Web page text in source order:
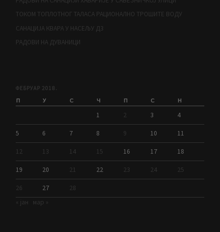
ТОКОМ ТОПЛОТНОГ ТАЛАСА РАЦИОНАЛНО ТРОШИТЕ ВОДУ
САНАЦИЈА КВАРА У НАСЕЉУ Д3
РАДОВИ НА ДУВАНИЦИ
ФЕБРУАР 2018.
П У С Ч П С Н
1 2 3 4
5 6 7 8 9 10 11
12 13 14 15 16 17 18
19 20 21 22 23 24 25
26 27
28
« јан
мар »